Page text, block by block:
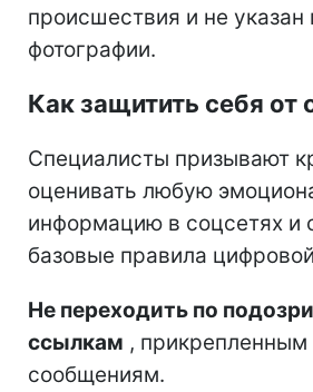
происшествия и не указан
фотографии.
Как защитить себя от
Специалисты призывают
оценивать любую
информацию в соцсетях и
базовые правила
Не переходить по
ссылкам ,
сообщениям.